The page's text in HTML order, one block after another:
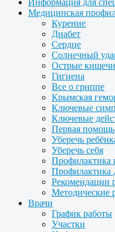
Информация для
Медицинская
Курение
Диабет
Сердце
Солнечный
Острые
Гигиена
Все о гриппе
Крымская
Ключевые
Ключевые
Первая помощь
Уберечь
Уберечь себя
Профилактика
Профилактика
Рекомендации
Методические
Врачи
График работы
Участки